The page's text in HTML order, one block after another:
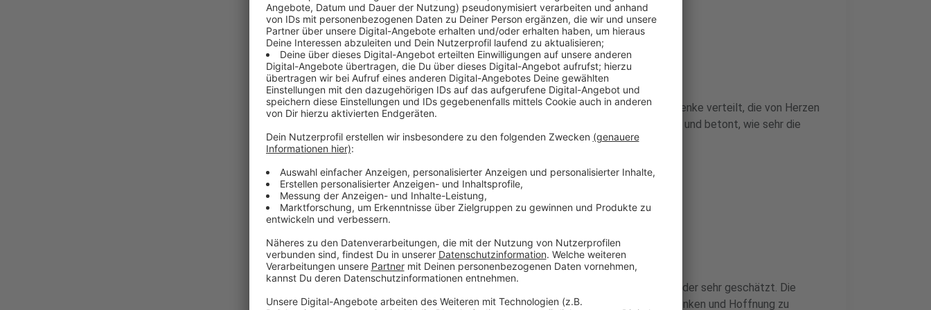
Geschenke für strahlende Kinderaugen
Anzeige
An jedem Adventssonntag werden sorgfältig ausgewählte Geschenke verteilt, die von Herzen
kommen. Die Chefärztin der Kinderklinik lobt Gosens Engagement und betont, wie sehr die
Geschenke für strahlende Kinderaugen sorgen.
Anzeige
Ein Engagement, das begeistert
Anzeige
Gosens' Einsatz wird von der Klinikleitung und den Familien der Kinder sehr geschätzt. Die
Aktion zeigt, wie wichtig es ist, in der Adventszeit Freude zu schenken und Hoffnung zu